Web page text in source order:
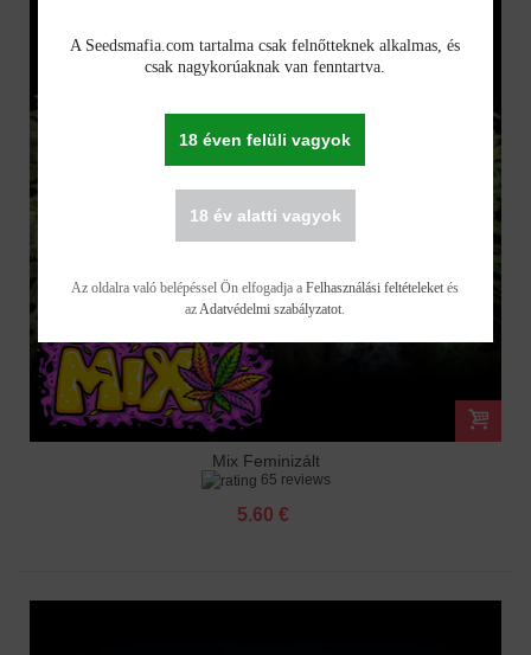
Mix Feminizált
65 reviews
5.60 €
A Seedsmafia.com tartalma csak felnőtteknek alkalmas, és
csak nagykorúaknak van fenntartva.
18 éven felüli vagyok
18 év alatti vagyok
Az oldalra való belépéssel Ön elfogadja aFelhasználási feltételeket és
azAdatvédelmi szabályzatot.